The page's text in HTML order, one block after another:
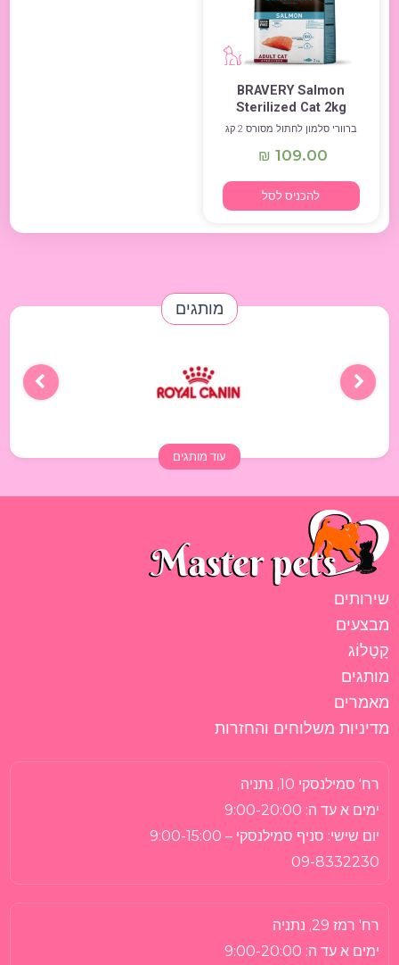
BRAVERY Salmon
Sterilized Cat 2kg
ברוורי סלמון לחתול מסורס 2 קג
₪ 109.00
להכניס לסל
מותגים
עוד מותגים
רח' סמילנסקי 10, נתניה
ימים א עד ה: 9:00-20:00
יום שישי: סניף סמילנסקי – 9:00-15:00
09-8332230
רח' רמז 29, נתניה
ימים א עד ה: 9:00-20:00
שירותים
מבצעים
קָטָלוֹג
מותגים
מאמרים
מדיניות משלוחים והחזרות